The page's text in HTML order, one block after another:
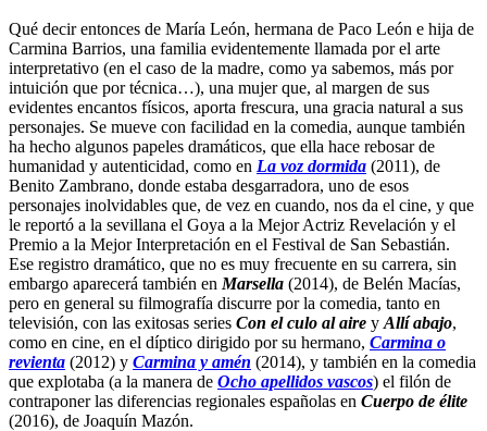
Qué decir entonces de María León, hermana de Paco León e hija de
Carmina Barrios, una familia evidentemente llamada por el arte
interpretativo (en el caso de la madre, como ya sabemos, más por
intuición que por técnica…), una mujer que, al margen de sus
evidentes encantos físicos, aporta frescura, una gracia natural a sus
personajes. Se mueve con facilidad en la comedia, aunque también
ha hecho algunos papeles dramáticos, que ella hace rebosar de
humanidad y autenticidad, como en La voz dormida (2011), de
Benito Zambrano, donde estaba desgarradora, uno de esos
personajes inolvidables que, de vez en cuando, nos da el cine, y que
le reportó a la sevillana el Goya a la Mejor Actriz Revelación y el
Premio a la Mejor Interpretación en el Festival de San Sebastián.
Ese registro dramático, que no es muy frecuente en su carrera, sin
embargo aparecerá también en Marsella (2014), de Belén Macías,
pero en general su filmografía discurre por la comedia, tanto en
televisión, con las exitosas series Con el culo al aire y Allí abajo,
como en cine, en el díptico dirigido por su hermano, Carmina o
revienta (2012) y Carmina y amén (2014), y también en la comedia
que explotaba (a la manera de Ocho apellidos vascos) el filón de
contraponer las diferencias regionales españolas en Cuerpo de élite
(2016), de Joaquín Mazón.